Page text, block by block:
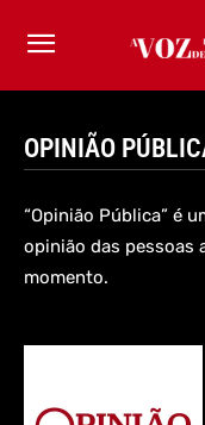
OPINIÃO
“Opinião Pública” é
opinião das pessoas
momento.